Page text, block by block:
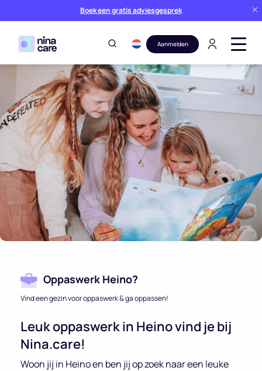
Boek een gratis adviesgesprek
Aanmelden
Oppaswerk Heino?
Vind een gezin voor oppaswerk & ga oppassen!
Leuk oppaswerk in Heino vind je bij
Nina.care!
Woon jij in Heino en ben jij op zoek naar een leuke